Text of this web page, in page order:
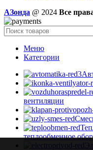
AЗонда @ 2024 Все
Меню
Категории
вентиляции
теплообменное